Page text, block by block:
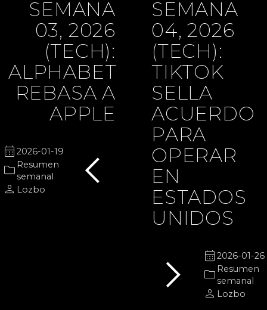
SEMANA
03, 2026
(TECH):
ALPHABET
REBASA A
APPLE
calendar_month 2026-01-19
folder Resumen
semanal
person Lozbo chevron_left
SEMANA
04, 2026
(TECH):
TIKTOK
SELLA
ACUERDO
PARA
OPERAR
EN
ESTADOS
UNIDOS
calendar_month 2026-01-26
folder Resumen
semanal
person Lozbo
chevron_right